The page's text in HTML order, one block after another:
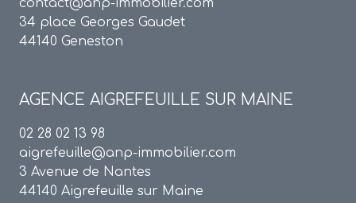
contact@anp-immobilier.com
34 place Georges Gaudet
44140 Geneston
AGENCE AIGREFEUILLE SUR MAINE
02 28 02 13 98
aigrefeuille@anp-immobilier.com
3 Avenue de Nantes
44140 Aigrefeuille sur Maine